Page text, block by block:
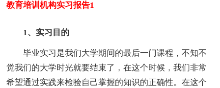
教育培训机构实习报告1
1、实习目的
毕业实习是我们大学期间的最后一门课程，不知不
觉我们的大学时光就要结束了，在这个时候，我们非常
希望通过实践来检验自己掌握的知识的正确性。在这个